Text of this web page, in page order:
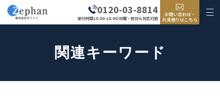
0120-03-8814
受付時間10:00-18:00/日曜・祝日も対応可能
お問い合わせ・
お見積りはこちら
関連キーワード